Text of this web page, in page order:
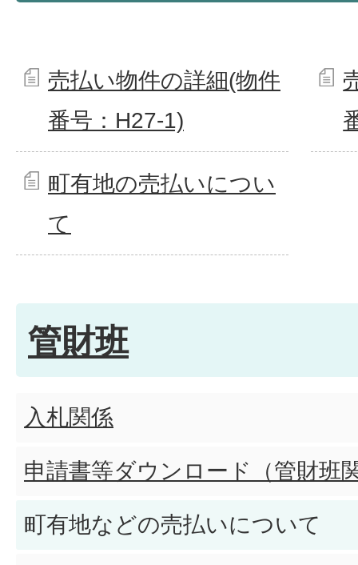
売払い物件の詳細(物件
番号：H27-1)
町有地の売払いについ
て
管財班
入札関係
申請書等ダウンロード（管財班
町有地などの売払いについて